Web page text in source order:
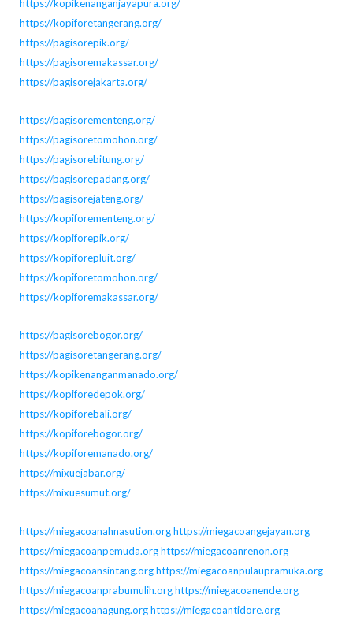
https://kopikenanganjayapura.org/
https://kopiforetangerang.org/
https://pagisorepik.org/
https://pagisoremakassar.org/
https://pagisorejakarta.org/
https://pagisorementeng.org/
https://pagisoretomohon.org/
https://pagisorebitung.org/
https://pagisorepadang.org/
https://pagisorejateng.org/
https://kopiforementeng.org/
https://kopiforepik.org/
https://kopiforepluit.org/
https://kopiforetomohon.org/
https://kopiforemakassar.org/
https://pagisorebogor.org/
https://pagisoretangerang.org/
https://kopikenanganmanado.org/
https://kopiforedepok.org/
https://kopiforebali.org/
https://kopiforebogor.org/
https://kopiforemanado.org/
https://mixuejabar.org/
https://mixuesumut.org/
https://miegacoanahnasution.orghttps://miegacoangejayan.org
https://miegacoanpemuda.orghttps://miegacoanrenon.org
https://miegacoansintang.orghttps://miegacoanpulaupramuka.org
https://miegacoanprabumulih.orghttps://miegacoanende.org
https://miegacoanagung.orghttps://miegacoantidore.org